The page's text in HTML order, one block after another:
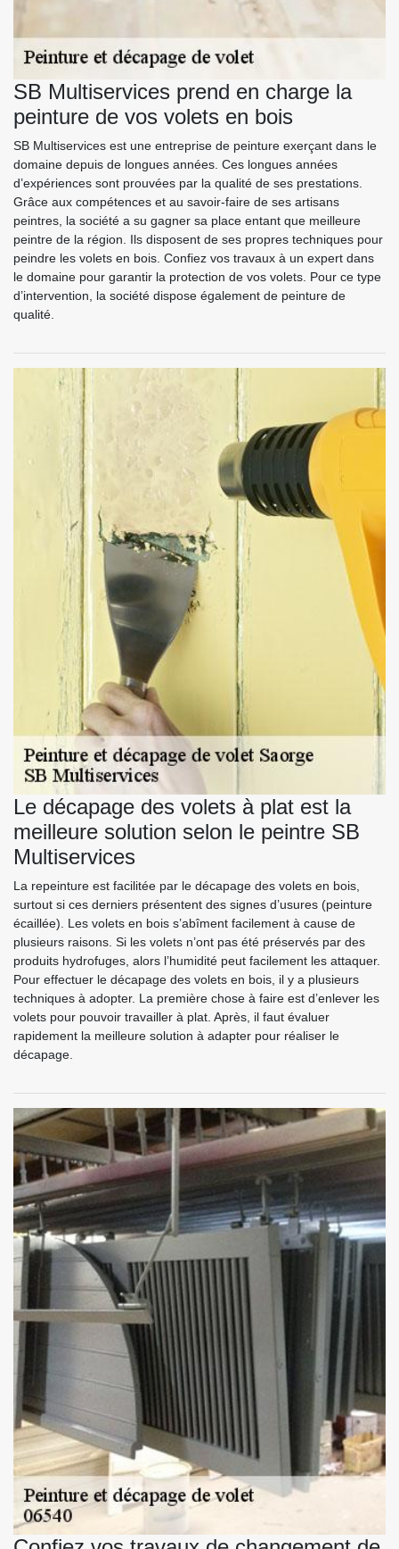
SB Multiservices prend en charge la
peinture de vos volets en bois
SB Multiservices est une entreprise de peinture exerçant dans le
domaine depuis de longues années. Ces longues années
d’expériences sont prouvées par la qualité de ses prestations.
Grâce aux compétences et au savoir-faire de ses artisans
peintres, la société a su gagner sa place entant que meilleure
peintre de la région. Ils disposent de ses propres techniques pour
peindre les volets en bois. Confiez vos travaux à un expert dans
le domaine pour garantir la protection de vos volets. Pour ce type
d’intervention, la société dispose également de peinture de
qualité.
Le décapage des volets à plat est la
meilleure solution selon le peintre SB
Multiservices
La repeinture est facilitée par le décapage des volets en bois,
surtout si ces derniers présentent des signes d’usures (peinture
écaillée). Les volets en bois s’abîment facilement à cause de
plusieurs raisons. Si les volets n’ont pas été préservés par des
produits hydrofuges, alors l’humidité peut facilement les attaquer.
Pour effectuer le décapage des volets en bois, il y a plusieurs
techniques à adopter. La première chose à faire est d’enlever les
volets pour pouvoir travailler à plat. Après, il faut évaluer
rapidement la meilleure solution à adapter pour réaliser le
décapage.